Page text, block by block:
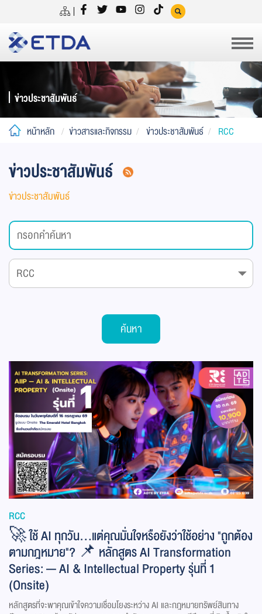
ข่าวประชาสัมพันธ์
หน้าหลัก ข่าวสารและกิจกรรม ข่าวประชาสัมพันธ์ RCC
ข่าวประชาสัมพันธ์
ข่าวประชาสัมพันธ์
ค้นหา
RCC
🚀 ใช้ AI ทุกวัน...แต่คุณมั่นใจหรือยังว่าใช้อย่าง "ถูกต้อง
ตามกฎหมาย"? 📌 หลักสูตร AI Transformation
Series: — AI & Intellectual Property รุ่นที่ 1
(Onsite)
หลักสูตรที่จะพาคุณเข้าใจความเชื่อมโยงระหว่าง AI และกฎหมายทรัพย์สินทาง